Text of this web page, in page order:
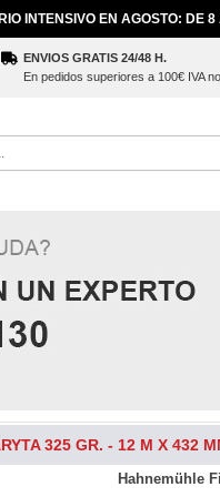
INTENSIVO EN AGOSTO: DE
ENVIOS GRATIS 24/48 H.
En pedidos superiores a 100€ IVA
325 GR. - 12 M X 432
Hahnemühle